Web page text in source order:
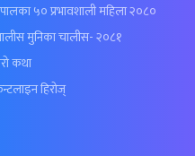
५० प्रभावशाली महिला २०८०
मुनिका चालीस- २०८१
कथा
हिरोज्